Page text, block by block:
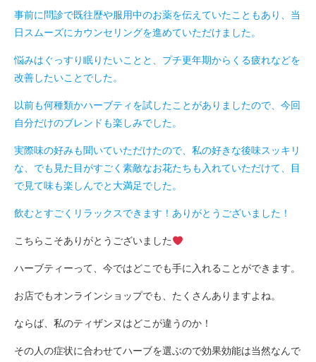
事前に問診で既往歴や服用中のお薬を伝えていたこともあり、当
日スムーズにカウンセリングを進めていただけました。
悩みはぐっすり眠りたいことと、プチ更年期からくる疲れなどを
改善したいことでした。
以前も何種類かハーブティを試したことがありましたので、今回
自分だけのブレンドも楽しみでした。
実際味の好みも聞いていただけたので、私の好きな後味スッキリ
な、でも見た目がすごく素敵なお花たちも入れていただけて、目
で見て味も楽しんでと大満足でした。
飲むとすごくリラックスできます！ありがとうございました！
こちらこそありがとうございました
ハーブティーって、今ではどこでも手に入れることができます。
お店でもオンラインショップでも、たくさんありますよね。
ならば、私のティザンヌはどこが違うのか！
その人の症状に合わせてハーブを選ぶので効果効能は当然なんで